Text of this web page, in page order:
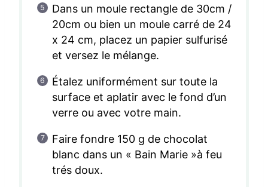
Dans un moule rectangle de 30cm /
20cm ou bien un moule carré de 24
x 24 cm, placez un papier sulfurisé
et versez le mélange.
Étalez uniformément sur toute la
surface et aplatir avec le fond d’un
verre ou avec votre main.
Faire fondre 150 g de chocolat
blanc dans un « Bain Marie »à feu
trés doux.